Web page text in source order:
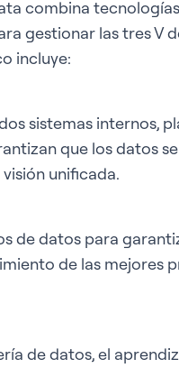
combina
gestionar las tres V
incluye:
sistemas internos,
que los datos
unificada.
de datos para
de las mejores
de datos, el